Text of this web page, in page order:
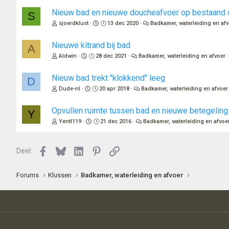
:
S Nieuw bad en nieuwe doucheafvoer op bestaand
sjoerdklust 13 dec 2020 Badkamer, waterleiding en
A Nieuwe kitrand bij bad
Aldwin 28 dec 2021 Badkamer, waterleiding en afvoer
D Nieuw bad trekt "klokkend" leeg
Dude-nl 20 apr 2018 Badkamer, waterleiding en afvoer
Y Opvullen ruimte tussen bad en nieuwe betegeling
Yentl119 21 dec 2016 Badkamer, waterleiding en
Deel: Facebook
BlueskyLinkedInPinterest
Link
Forums Klussen Badkamer, waterleiding en afvoer